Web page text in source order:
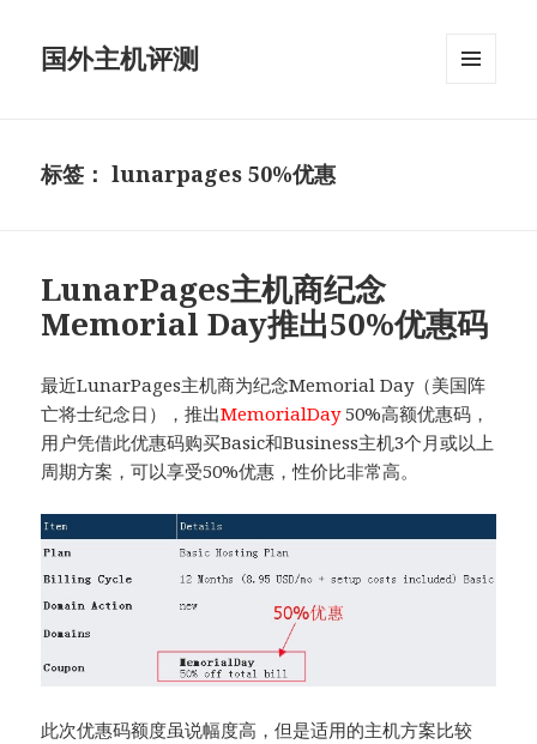
国外主机评测
标签：lunarpages 50%优惠
LunarPages主机商纪念
Memorial Day推出50%优惠码
最近LunarPages主机商为纪念Memorial Day（美国阵
亡将士纪念日），推出MemorialDay50%高额优惠码，
用户凭借此优惠码购买Basic和Business主机3个月或以上
周期方案，可以享受50%优惠，性价比非常高。
此次优惠码额度虽说幅度高，但是适用的主机方案比较